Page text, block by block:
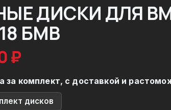
ДИСКИ ДЛЯ
БМВ
₽
за комплект, с доставкой и
дисков